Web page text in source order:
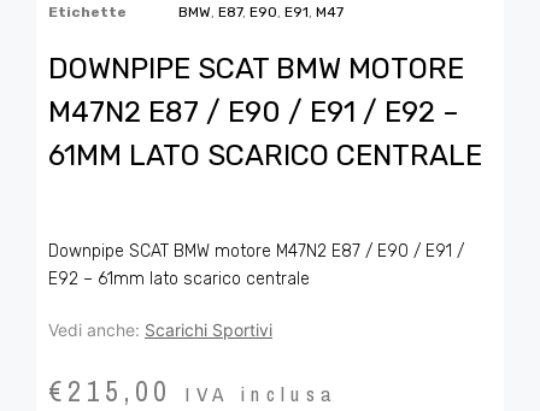
Etichette
BMW E87, E90 E91 M47
DOWNPIPE SCAT BMW MOTORE
M47N2 E87 / E90 / E91 / E92 –
61MM LATO SCARICO CENTRALE
Downpipe SCAT BMW motore M47N2 E87 / E90 / E91 /
E92 – 61mm lato scarico centrale
Vedi anche: Scarichi Sportivi
€215,00 IVA inclusa